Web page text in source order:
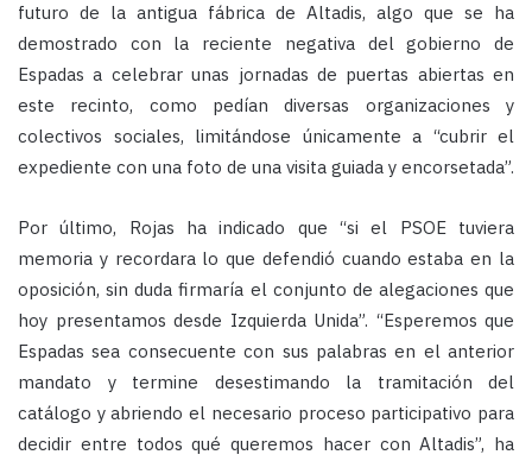
futuro de la antigua fábrica de Altadis, algo que se ha
demostrado con la reciente negativa del gobierno de
Espadas a celebrar unas jornadas de puertas abiertas en
este recinto, como pedían diversas organizaciones y
colectivos sociales, limitándose únicamente a “cubrir el
expediente con una foto de una visita guiada y encorsetada”.
Por último, Rojas ha indicado que “si el PSOE tuviera
memoria y recordara lo que defendió cuando estaba en la
oposición, sin duda firmaría el conjunto de alegaciones que
hoy presentamos desde Izquierda Unida”. “Esperemos que
Espadas sea consecuente con sus palabras en el anterior
mandato y termine desestimando la tramitación del
catálogo y abriendo el necesario proceso participativo para
decidir entre todos qué queremos hacer con Altadis”, ha